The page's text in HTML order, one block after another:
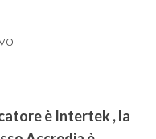
è Intertek , la